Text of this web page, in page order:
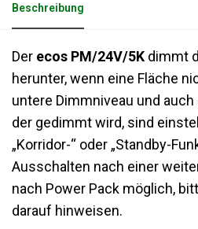
Beschreibung
Der ecos PM/24V/5K dimmt
herunter, wenn eine Fläche
untere Dimmniveau und
der gedimmt wird, sind
„Korridor-“ oder „Standby-
Ausschalten nach einer
nach Power Pack möglich,
darauf hinweisen.